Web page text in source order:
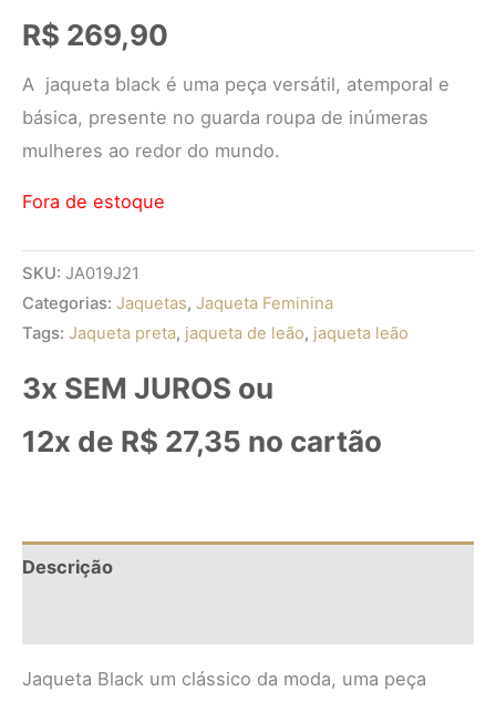
R$ 269,90
A jaqueta black é uma peça versátil, atemporal e
básica, presente no guarda roupa de inúmeras
mulheres ao redor do mundo.
Fora de estoque
SKU: JA019J21
Categorias: Jaquetas, Jaqueta Feminina
Tags: Jaqueta preta, jaqueta de leão, jaqueta leão
3x SEM JUROS ou
12x de R$ 27,35 no cartão
Descrição
Jaqueta Black um clássico da moda, uma peça